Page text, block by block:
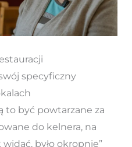
specyficzny
to być powtarzane za
do kelnera, na
było okropnie”